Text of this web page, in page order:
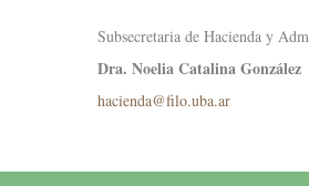
Subsecretaria de Hacienda y
Dra. Noelia Catalina González
hacienda@filo.uba.ar